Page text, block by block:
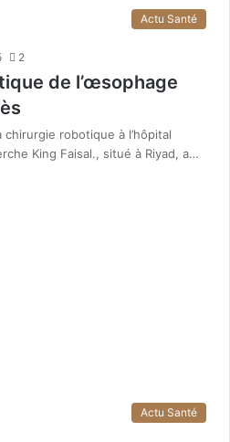
Actu Santé
2
de l’œsophage
robotique à l’hôpital
King Faisal., situé à Riyad, a…
Actu Santé